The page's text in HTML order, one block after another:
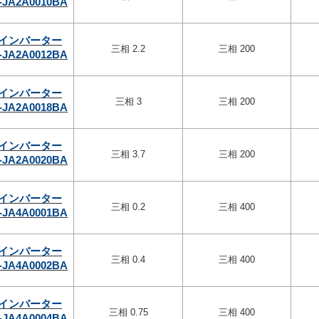
ンバーター
三相 2.2 三相 200
ンバーター
三相 3 三相 200
ンバーター
三相 3.7 三相 200
ンバーター
三相 0.2 三相 400
ンバーター
三相 0.4 三相 400
ンバーター
三相 0.75 三相 400